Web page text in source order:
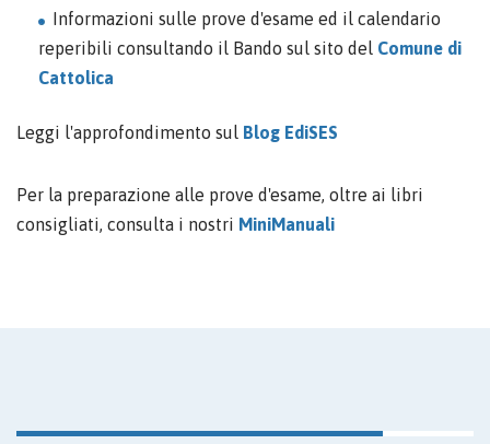
Informazioni sulle prove d'esame ed il calendario
reperibili consultando il Bando sul sito del Comune di
Cattolica
Leggi l'approfondimento sul Blog EdiSES
Per la preparazione alle prove d'esame, oltre ai libri
consigliati, consulta i nostri MiniManuali